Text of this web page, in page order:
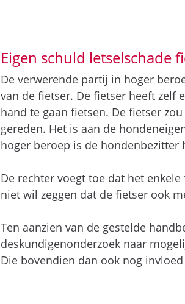
Eigen schuld letselschade
De verwerende partij in hoger
van de fietser. De fietser heeft zelf
hand te gaan fietsen. De fietser
gereden. Het is aan de
hoger beroep is de hondenbezitter
De rechter voegt toe dat het
niet wil zeggen dat de fietser ook
Ten aanzien van de gestelde
deskundigenonderzoek naar
Die bovendien dan ook nog